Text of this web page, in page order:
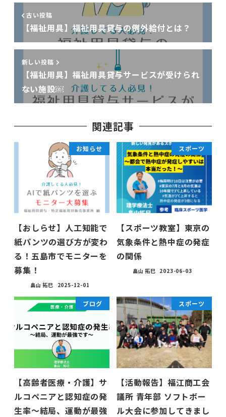
古い投稿
【福祉用具】福祉用具貸与の例外給付とは？
新しい投稿
【福祉用具】福祉用具貸与サービスが受けられ
ない施設￼
関連記事
お知らせ
【おしらせ】人工知能で
紙パンツの選び方が変わ
る！五島市でモニターを
募集！
畠山 拓巳 2025-12-01
スポーツ
【スポーツ教室】東京の
気象条件と熱中症の発症
の関係
畠山 拓巳 2023-06-03
ブログ
【高齢者医療・介護】サ
ルコペニアと認知症の発
生率〜結局、運動が最強
スポーツ
【活動報告】福江商工会
議所 青年部 ソフトボー
ル大会に参加してきまし